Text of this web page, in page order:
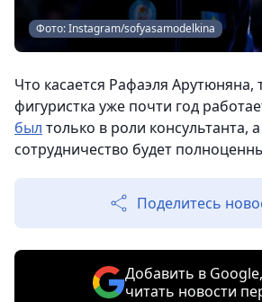
Фото: Instagram/sofyasamodelkina
Что касается Рафаэля Арутюняна,
фигуристка уже почти год
был только в роли консультанта,
сотрудничество будет
Поделитесь
Добавить в
читать новости